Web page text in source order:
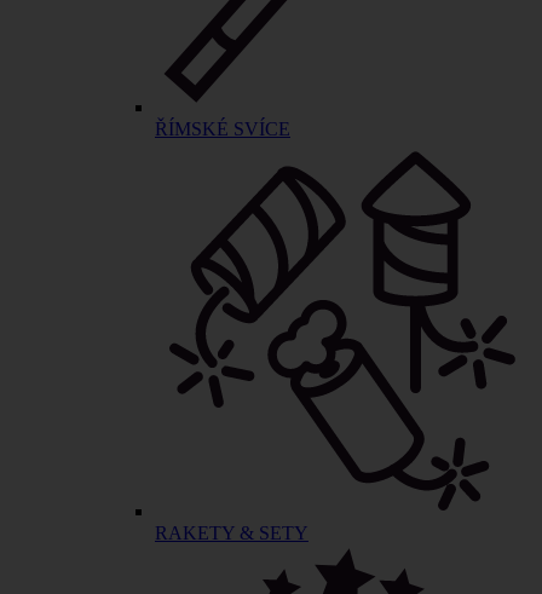
ŘÍMSKÉ SVÍCE
RAKETY & SETY